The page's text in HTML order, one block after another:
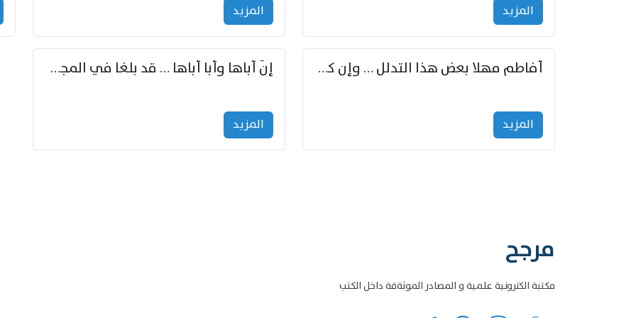
المزید المزید
أفاطم مهلا بعض هذا التدلل … وإن كنت قد أزمعت صرمي فأجملي
المزید
إنّ أباها وأبا أباها … قد بلغا في المجد غايتاها
المزید
مرجح
مكتبة الكترونية علمية و المصادر الموثةقة داخل الكتب